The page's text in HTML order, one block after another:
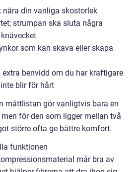
din vanliga skostorlek
strumpan ska sluta några
som kan skava eller skapa
benvidd om du har kraftigare
blir för hårt
måttlistan gör vanligtvis bara en
för den som ligger mellan två
större ofta ge bättre komfort.
funktionen
mår bra av